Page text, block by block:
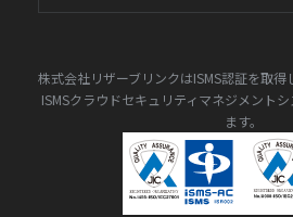
株式会社リザーブリンクはISMS認証を取得
ISMSクラウドセキュリティマネジメント
ます。